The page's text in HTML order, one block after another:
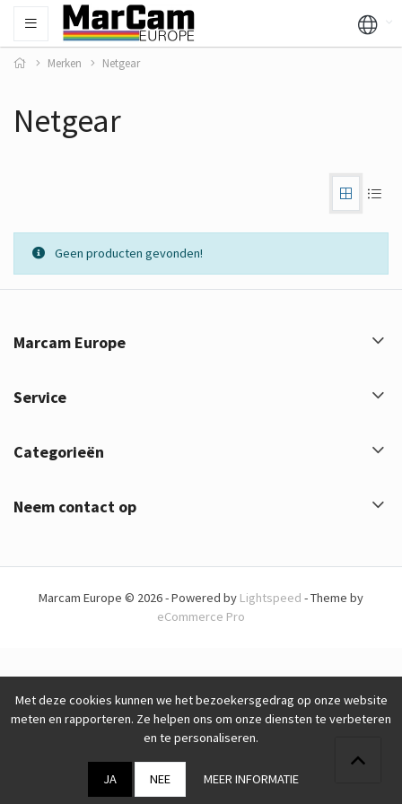
Merken Netgear
Netgear
Geen producten gevonden!
Marcam Europe
Service
Categorieën
Neem contact op
Marcam Europe © 2026 - Powered by Lightspeed - Theme by
eCommerce Pro
Met deze cookies kunnen we het bezoekersgedrag op onze website
meten en rapporteren. Ze helpen ons om onze diensten te verbeteren
en te personaliseren.
JA NEE MEER INFORMATIE